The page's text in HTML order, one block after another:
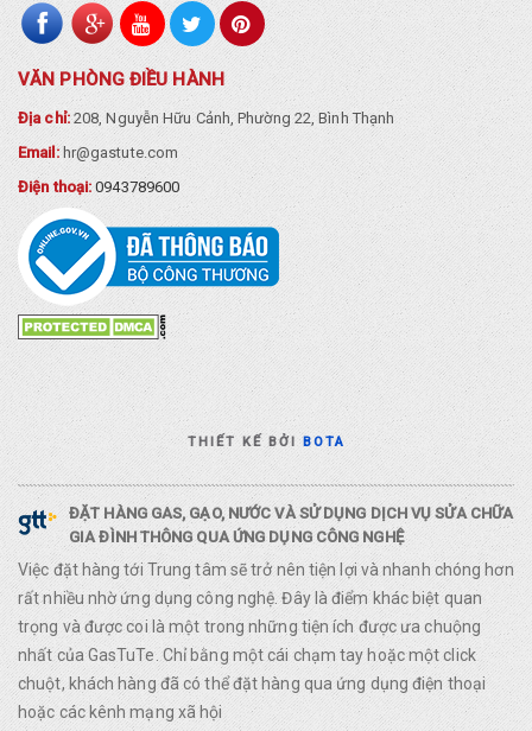
VĂN PHÒNG ĐIỀU HÀNH
Địa chỉ:208, Nguyễn Hữu Cảnh, Phường 22, Bình Thạnh
Email:hr@gastute.com
Điện thoại:0943789600
THIẾT KẾ BỞIBOTA
ĐẶT HÀNG GAS, GẠO, NƯỚC VÀ SỬ DỤNG DỊCH VỤ SỬA CHỮA
GIA ĐÌNH THÔNG QUA ỨNG DỤNG CÔNG NGHỆ
Việc đặt hàng tới Trung tâm sẽ trở nên tiện lợi và nhanh chóng hơn
rất nhiều nhờ ứng dụng công nghệ. Đây là điểm khác biệt quan
trọng và được coi là một trong những tiện ích được ưa chuộng
nhất của GasTuTe. Chỉ bằng một cái chạm tay hoặc một click
chuột, khách hàng đã có thể đặt hàng qua ứng dụng điện thoại
hoặc các kênh mạng xã hội